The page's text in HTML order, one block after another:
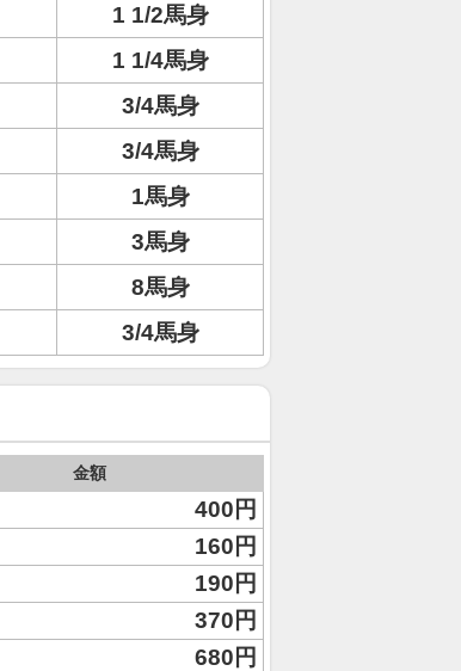
1 1/2馬身
1 1/4馬身
3/4馬身
3/4馬身
1馬身
3馬身
8馬身
3/4馬身
金額
400円
160円
190円
370円
680円